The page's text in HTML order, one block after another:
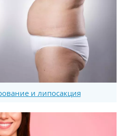
и липосакция